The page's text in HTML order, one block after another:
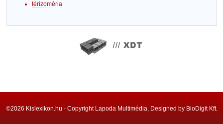
térizoméria
©2026 Kislexikon.hu - Copyright Lapoda Multimédia, Designed by BioDigit Kft.